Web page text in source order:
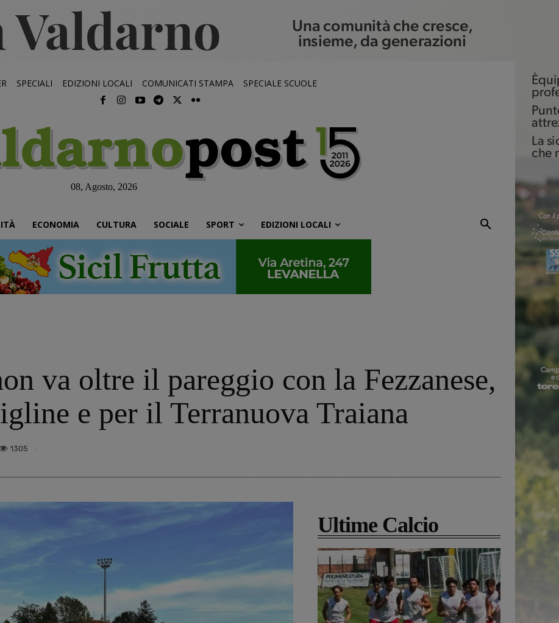
SPECIALI EDIZIONI LOCALI COMUNICATI STAMPA SPECIALE SCUOLE
08, Agosto, 2026
ECONOMIA CULTURA SOCIALE SPORT EDIZIONI LOCALI
va oltre il pareggio con la Fezzanese,
e per il Terranuova Traiana
1305
Ultime Calcio